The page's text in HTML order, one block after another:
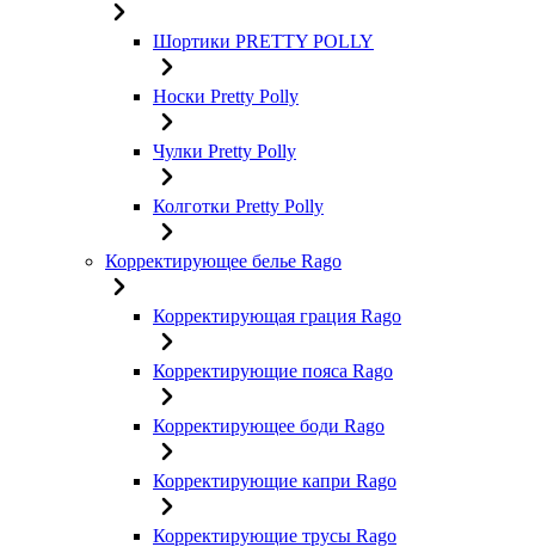
Шортики PRETTY POLLY
Носки Pretty Polly
Чулки Pretty Polly
Колготки Pretty Polly
Корректирующее белье Rago
Корректирующая грация Rago
Корректирующие пояса Rago
Корректирующее боди Rago
Корректирующие капри Rago
Корректирующие трусы Rago